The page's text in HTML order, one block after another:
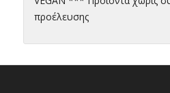
προέλευσης